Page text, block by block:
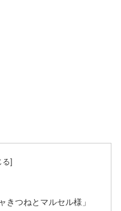
きつねとマルセル様」